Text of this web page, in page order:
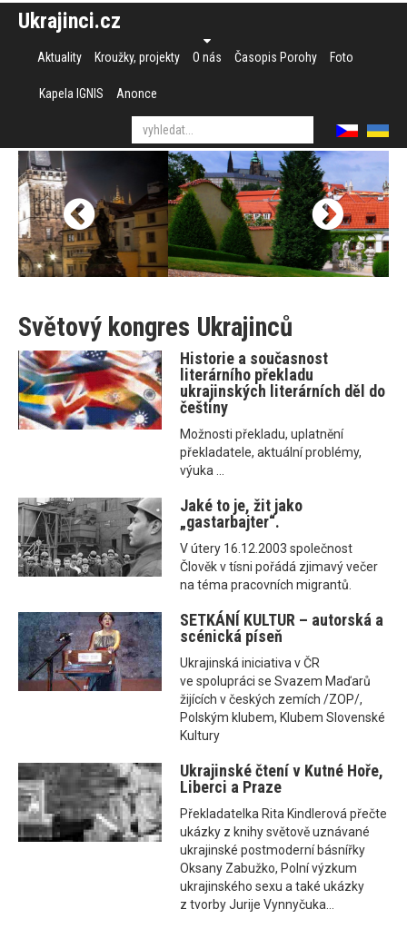
Ukrajinci.cz
Aktuality Kroužky, projekty O nás Časopis Porohy Foto
Kapela IGNIS Anonce
Světový kongres Ukrajinců
Historie a současnost
literárního překladu
ukrajinských literárních děl do
češtiny
Možnosti překladu, uplatnění
překladatele, aktuální problémy,
výuka ...
Jaké to je, žit jako
„gastarbajter“.
V útery 16.12.2003 společnost
Člověk v tísni pořádá zjimavý večer
na téma pracovních migrantů.
SETKÁNÍ KULTUR – autorská a
scénická píseň
Ukrajinská iniciativa v ČR
ve spolupráci se Svazem Maďarů
žijících v českých zemích /ZOP/,
Polským klubem, Klubem Slovenské
Kultury
Ukrajinské čtení v Kutné Hoře,
Liberci a Praze
Překladatelka Rita Kindlerová přečte
ukázky z knihy světově uznávané
ukrajinské postmoderní básnířky
Oksany Zabužko, Polní výzkum
ukrajinského sexu a také ukázky
z tvorby Jurije Vynnyčuka...